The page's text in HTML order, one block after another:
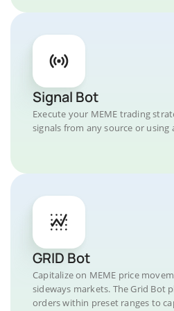
Signal Bot
Execute your MEME trading
signals from any source or using
GRID Bot
Capitalize on MEME price
sideways markets. The Grid Bot
orders within preset ranges to